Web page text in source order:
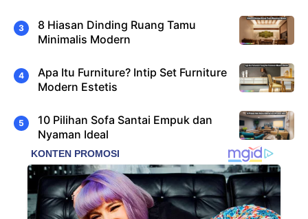
8 Hiasan Dinding Ruang Tamu
Minimalis Modern
Apa Itu Furniture? Intip Set Furniture
Modern Estetis
10 Pilihan Sofa Santai Empuk dan
Nyaman Ideal